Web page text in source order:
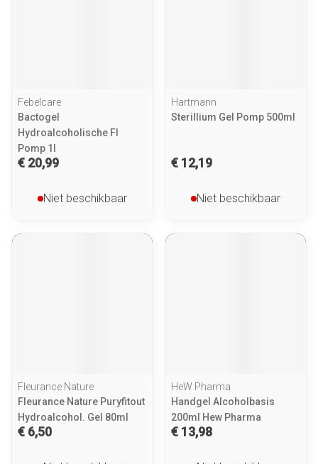
Febelcare
Bactogel
Hydroalcoholische Fl
Pomp 1l
€ 20,99
Niet beschikbaar
Hartmann
Sterillium Gel Pomp 500ml
€ 12,19
Niet beschikbaar
Fleurance Nature
Fleurance Nature Puryfitout
Hydroalcohol. Gel 80ml
€ 6,50
HeW Pharma
Handgel Alcoholbasis
200ml Hew Pharma
€ 13,98